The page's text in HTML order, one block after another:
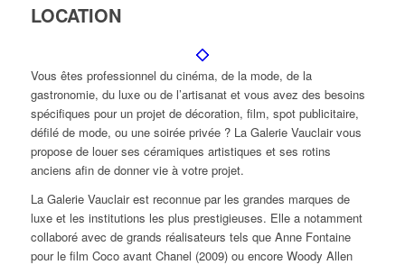
LOCATION
Vous êtes professionnel du cinéma, de la mode, de la
gastronomie, du luxe ou de l’artisanat et vous avez des besoins
spécifiques pour un projet de décoration, film, spot publicitaire,
défilé de mode, ou une soirée privée ? La Galerie Vauclair vous
propose de louer ses céramiques artistiques et ses rotins
anciens afin de donner vie à votre projet.
La Galerie Vauclair est reconnue par les grandes marques de
luxe et les institutions les plus prestigieuses. Elle a notamment
collaboré avec de grands réalisateurs tels que Anne Fontaine
pour le film Coco avant Chanel (2009) ou encore Woody Allen